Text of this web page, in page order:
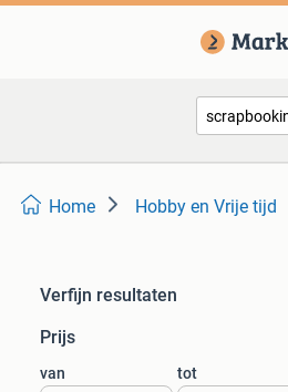
Home Hobby en Vrije tijd
Verfijn resultaten
Prijs
van tot